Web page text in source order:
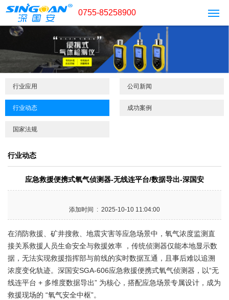
0755-85258900
行业应用 公司新闻
行业动态 成功案例
国家法规
行业动态
应急救援便携式氧气侦测器-无线连平台/数据导出-深国安
添加时间 : 2025-10-10 11:04:00
在消防救援、矿井搜救、地震灾害等应急场景中，氧气浓度监测直
接关系救援人员生命安全与救援效率 ，传统侦测器仅能本地显示数
据，无法实现救援指挥部与前线的实时数据互通，且事后难以追溯
浓度变化轨迹。深国安SGA-606应急救援便携式氧气侦测器，以“无
线连平台 + 多维度数据导出” 为核心，搭配应急场景专属设计，成为
救援现场的 “氧气安全中枢”。